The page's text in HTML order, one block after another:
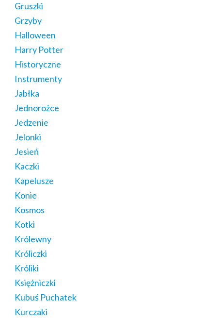
Gruszki
Grzyby
Halloween
Harry Potter
Historyczne
Instrumenty
Jabłka
Jednorożce
Jedzenie
Jelonki
Jesień
Kaczki
Kapelusze
Konie
Kosmos
Kotki
Królewny
Króliczki
Króliki
Księżniczki
Kubuś Puchatek
Kurczaki